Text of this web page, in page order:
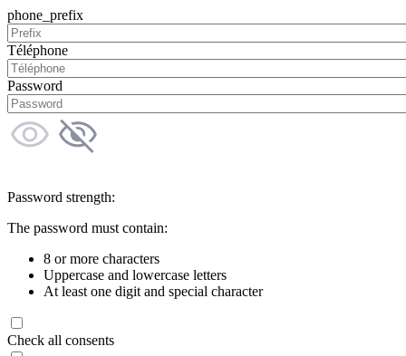
phone_prefix
Téléphone
Password
Password strength:
The password must contain:
8 or more characters
Uppercase and lowercase letters
At least one digit and special character
Check all consents